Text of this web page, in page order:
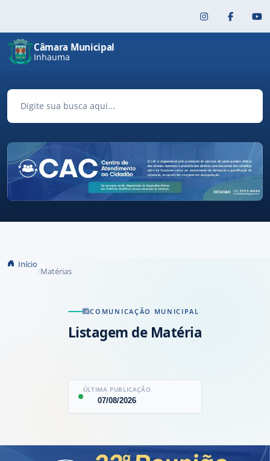
Câmara Municipal
Inhauma
Início
Matérias
COMUNICAÇÃO MUNICIPAL
Listagem de Matéria
ÚLTIMA PUBLICAÇÃO
07/08/2026